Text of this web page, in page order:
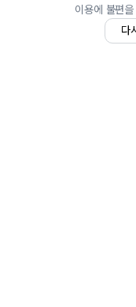
이용에 불편
다